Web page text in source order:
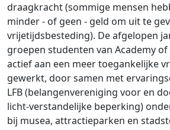
draagkracht (sommige mensen
minder - of geen - geld om uit te
vrijetijdsbesteding). De afgelopen
groepen studenten van Academy of
actief aan een meer toegankelijke
gewerkt, door samen met
LFB (belangenvereniging voor en
licht-verstandelijke beperking)
bij musea, attractieparken en